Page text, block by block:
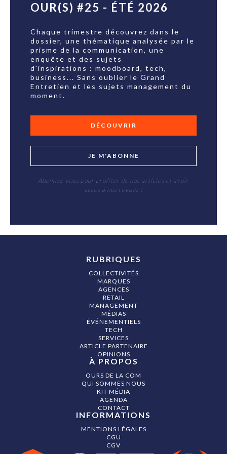
OUR(S) #25 - ÉTÉ 2026
Chaque trimestre découvrez dans le
dossier, une thématique analysée par le
prisme de la communication, une
enquête et des sujets
d'inspirations : moodboard, tech,
business... Sans oublier le Grand
Entretien et les sujets management du
moment.
DÉCOUVRIR
JE M'ABONNE
Abonnez-vous pour profiter de nos articles et avoir
accès à nos revues !
RUBRIQUES
COLLECTIVITÉS
MARQUES
AGENCES
RETAIL
MANAGEMENT
MÉDIAS
ÉVÉNEMENTIELS
TECH
SERVICES
ARTICLE PARTENAIRE
OPINIONS
À PROPOS
OURS DE LA COM
QUI SOMMES NOUS
KIT MÉDIA
AGENDA
CONTACT
INFORMATIONS
MENTIONS LÉGALES
CGU
CGV